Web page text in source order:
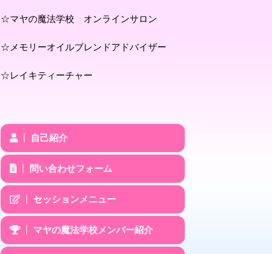
☆マヤの魔法学校 オンラインサロン
☆メモリーオイルブレンドアドバイザー
☆レイキティーチャー
自己紹介
問い合わせフォーム
セッションメニュー
マヤの魔法学校メンバー紹介